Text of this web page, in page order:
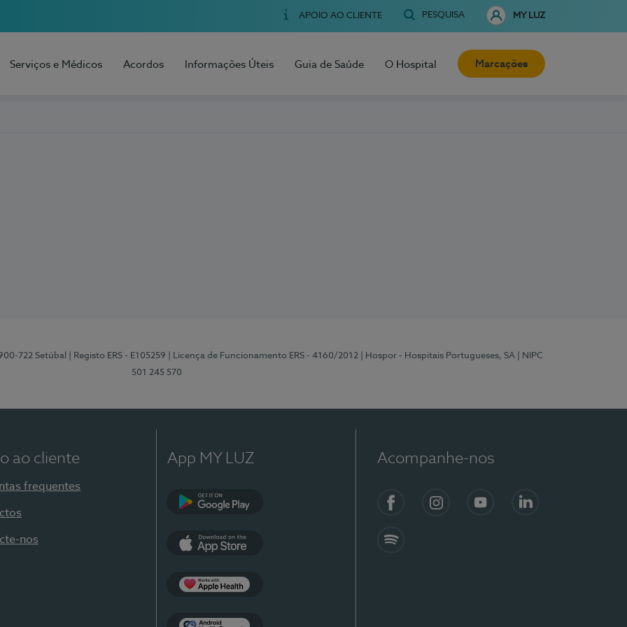
APOIO AO CLIENTE PESQUISA MY LUZ
Serviços e Médicos Acordos Informações Úteis Guia de Saúde O Hospital Marcações
722 Setúbal | Registo ERS - E105259 | Licença de Funcionamento ERS - 4160/2012 | Hospor - Hospitais Portugueses, SA
| NIPC
501 245 570
ao cliente
frequentes
nos
App MY LUZ Acompanhe-nos